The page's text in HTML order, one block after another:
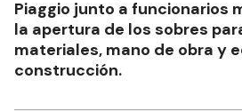
Piaggio junto a funcionarios
la apertura de los sobres
materiales, mano de obra y
construcción.